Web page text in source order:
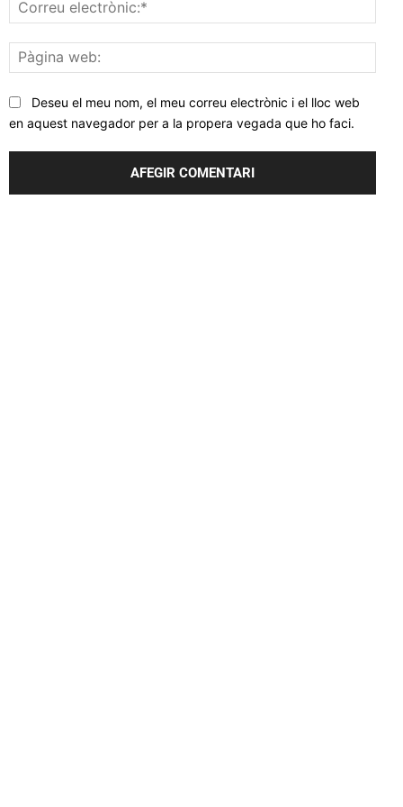
web:
Deseu el meu nom, el meu correu electrònic i el lloc web
en aquest navegador per a la propera vegada que ho faci.